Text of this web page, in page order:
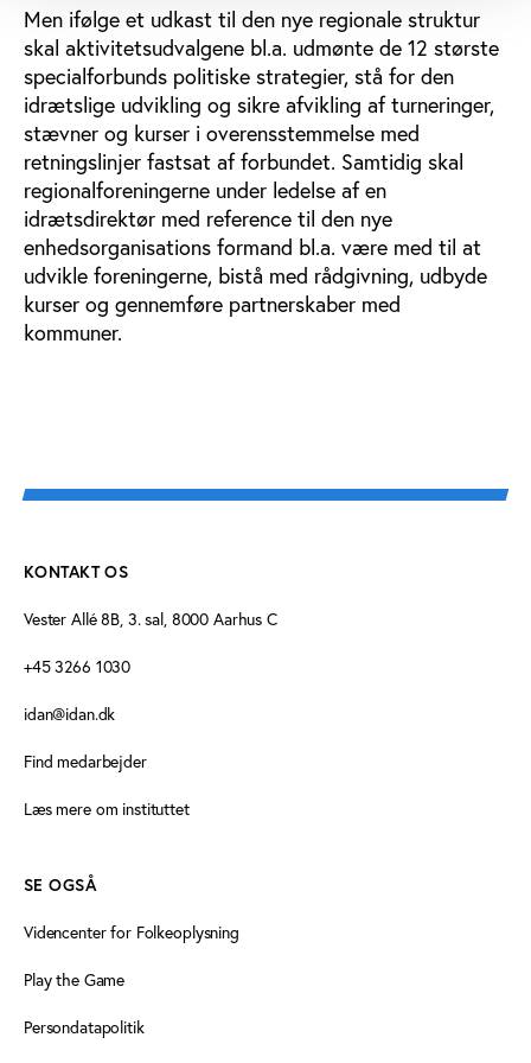
Men ifølge et udkast til den nye regionale struktur
skal aktivitetsudvalgene bl.a. udmønte de 12 største
specialforbunds politiske strategier, stå for den
idrætslige udvikling og sikre afvikling af turneringer,
stævner og kurser i overensstemmelse med
retningslinjer fastsat af forbundet. Samtidig skal
regionalforeningerne under ledelse af en
idrætsdirektør med reference til den nye
enhedsorganisations formand bl.a. være med til at
udvikle foreningerne, bistå med rådgivning, udbyde
kurser og gennemføre partnerskaber med
kommuner.
KONTAKT OS
Vester Allé 8B, 3. sal, 8000 Aarhus C
+45 3266 1030
idan@idan.dk
Find medarbejder
Læs mere om instituttet
SE OGSÅ
Videncenter for Folkeoplysning
Play the Game
Persondatapolitik